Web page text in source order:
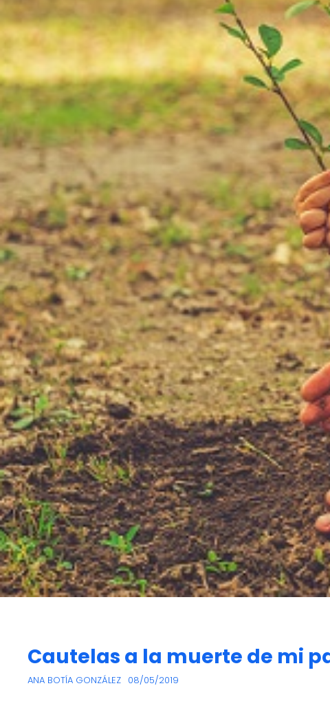
Cautelas a la muerte de mi
ANA BOTÍA GONZÁLEZ 08/05/2019